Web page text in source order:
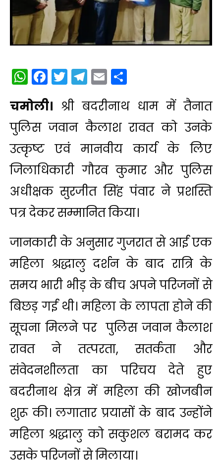
WhatsApp
Facebook
Twitter
Telegram
Email
चमोली। श्री बदरीनाथ धाम में तैनात
पुलिस जवान कैलाश रावत को उनके
उत्कृष्ट एवं मानवीय कार्य के लिए
जिलाधिकारी गौरव कुमार और पुलिस
अधीक्षक सुरजीत सिंह पंवार ने प्रशस्ति
पत्र देकर सम्मानित किया।
जानकारी के अनुसार गुजरात से आई एक
महिला श्रद्धालु दर्शन के बाद रात्रि के
समय भारी भीड़ के बीच अपने परिजनों से
बिछड़ गई थी। महिला के लापता होने की
सूचना मिलने पर पुलिस जवान कैलाश
रावत ने तत्परता, सतर्कता और
संवेदनशीलता का परिचय देते हुए
बदरीनाथ क्षेत्र में महिला की खोजबीन
शुरू की। लगातार प्रयासों के बाद उन्होंने
महिला श्रद्धालु को सकुशल बरामद कर
उसके परिजनों से मिलाया।